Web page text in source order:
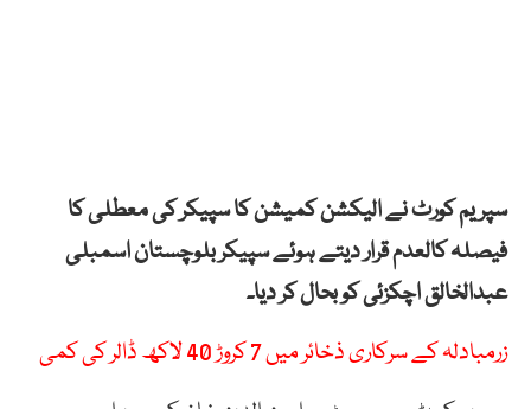
سپریم کورٹ نے الیکشن کمیشن کا سپیکر کی معطلی کا
فیصلہ کالعدم قرار دیتے ہوئے سپیکر بلوچستان اسمبلی
عبدالخالق اچکزئی کو بحال کر دیا۔
زرمبادلہ کے سرکاری ذخائر میں 7 کروڑ 40 لاکھ ڈالر کی کمی